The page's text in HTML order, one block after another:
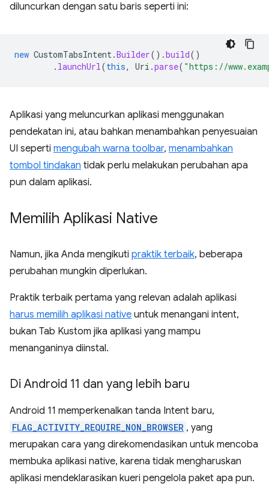
diluncurkan dengan satu baris seperti ini:
new CustomTabsIntent.Builder().build()
. launchUrl(this, Uri .parse( "https://
Aplikasi yang meluncurkan aplikasi menggunakan
pendekatan ini, atau bahkan menambahkan penyesuaian
UI seperti mengubah warna toolbar, menambahkan
tombol tindakan tidak perlu melakukan perubahan apa
pun dalam aplikasi.
Memilih Aplikasi Native
Namun, jika Anda mengikuti praktik terbaik, beberapa
perubahan mungkin diperlukan.
Praktik terbaik pertama yang relevan adalah aplikasi
harus memilih aplikasi native untuk menangani intent,
bukan Tab Kustom jika aplikasi yang mampu
menanganinya diinstal.
Di Android 11 dan yang lebih baru
Android 11 memperkenalkan tanda Intent baru,
FLAG_ACTIVITY_REQUIRE_NON_BROWSER , yang
merupakan cara yang direkomendasikan untuk mencoba
membuka aplikasi native, karena tidak mengharuskan
aplikasi mendeklarasikan kueri pengelola paket apa pun.